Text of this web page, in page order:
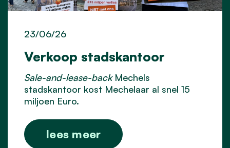
Verkoop stadskantoor
23/06/26
Sale-and-lease-backMechels
stadskantoor kost Mechelaar al snel 15
miljoen Euro.
lees meer